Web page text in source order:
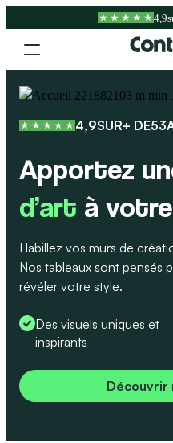
au
contenu
4,9
4,9SUR+ DE53
Apportez
d’art à
Habillez vos murs de
Nos tableaux sont pensés
révéler votre style.
Des visuels uniques et
inspirants
Découvrir